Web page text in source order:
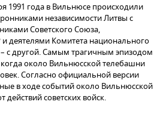
1991 года в Вильнюсе происходили
независимости Литвы с
Советского Союза,
деятелями Комитета национального
с другой. Самым трагичным эпизодом
когда около Вильнюсской телебашни
Согласно официальной версии
в ходе событий около Вильнюсской
действий советских войск.